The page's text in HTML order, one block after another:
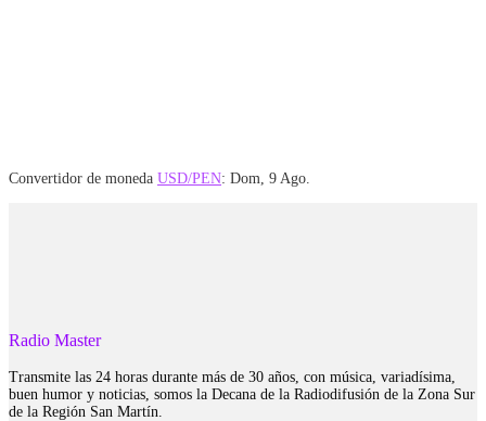
Convertidor de moneda USD/PEN: Dom, 9 Ago.
Radio Master
Transmite las 24 horas durante más de 30 años, con música, variadísima,
buen humor y noticias, somos la Decana de la Radiodifusión de la Zona Sur
de la Región San Martín.